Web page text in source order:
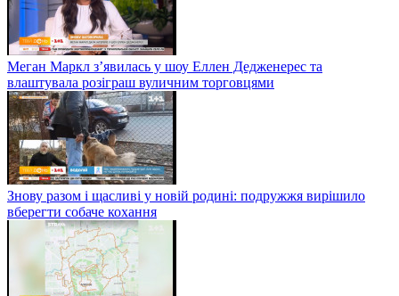
Меган Маркл з’явилась у шоу Еллен Дедженерес та
влаштувала розіграш вуличним торговцями
Знову разом і щасливі у новій родині: подружжя вирішило
вберегти собаче кохання